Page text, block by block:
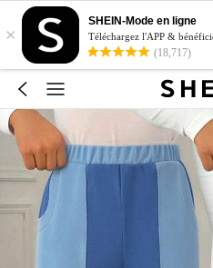
×
SHEIN-Mode en ligne
Téléchargez l'APP &
(18,717)